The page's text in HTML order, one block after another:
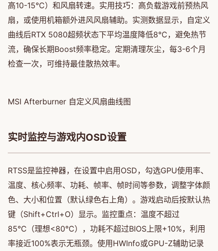
高10-15°C）和风扇转速。实用技巧：高负载游戏前预热风
扇，或使用机箱额外进风风扇辅助。实测数据显示，自定义
曲线后RTX 5080超频状态下平均温度降低8°C，避免热节
流，确保长期Boost频率稳定。定期清理灰尘，每3-6个月
检查一次，可维持最佳散热效率。
MSI Afterburner 自定义风扇曲线图
实时监控与游戏内OSD设置
RTSS是监控神器，在设置中启用OSD，勾选GPU使用率、
温度、核心频率、功耗、帧率、帧时间等参数，调整字体颜
色、大小和位置（默认绿色右上角）。游戏启动后按默认热
键（Shift+Ctrl+O）显示。监控重点：温度不超过
85°C（理想<80°C），功耗不超过BIOS上限+10%，利用
率接近100%表示无瓶颈。使用HWInfo或GPU-Z辅助记录